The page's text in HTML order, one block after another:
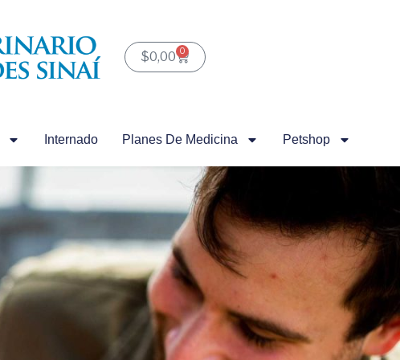
$0,00 0
Carrito
Internado Planes De Medicina Petshop